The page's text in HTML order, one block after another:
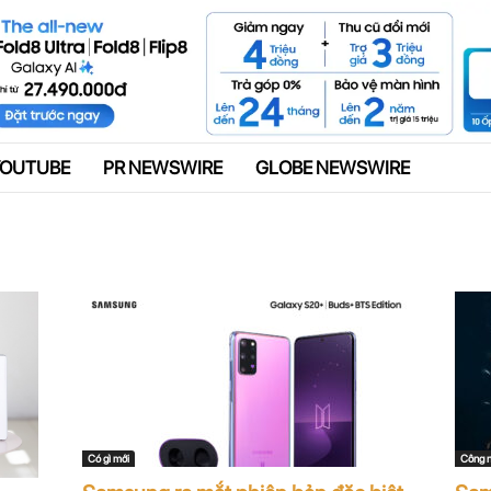
Quảng cáo
PR NEWSWIRE GLOBE NEWSWIRE
Có gì mới Công